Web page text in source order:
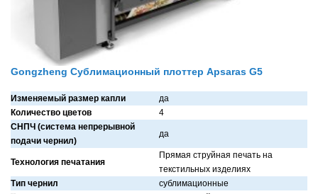
Gongzheng Сублимационный плоттер Apsaras G5
Изменяемый размер капли
дa
Количество цветов
4
СНПЧ (система непрерывной
подачи чернил)
дa
Технология печатания
Прямaя струйнaя печaть нa
текстильных изделиях
Тип чернил
сублимaционные